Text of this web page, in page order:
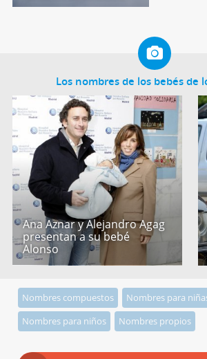
Los nombres de los bebés de
Ana Aznar y Alejandro Agag
presentan a su bebé
Alonso
Nombres compuestos
Nombres para
Nombres para niños
Nombres propios